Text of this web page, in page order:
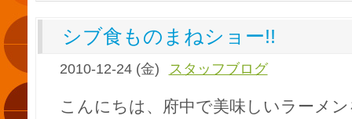
シブ食ものまねショー!!
2010-12-24 (金) スタッフブログ
こんにちは、府中で美味しいラーメ